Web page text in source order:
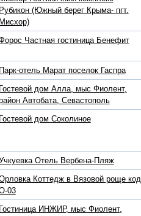
Рубикон (Южный берег Крыма- пгт.
Мисхор)
Частная гостиница Бенефит
Парк-отель Марат поселок Гаспра
Гостевой дом Алла, мыс Фиолент,
Автобата, Севастополь
Гостевой дом Соколиное
Отель Вербена-Пляж
Коттедж в Вязовой роще код
03
Гостиница ИНЖИР, мыс Фиолент,